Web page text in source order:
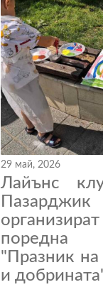
29 май, 2026
Лайънс
Пазарджик
поредна
"Празник на
и